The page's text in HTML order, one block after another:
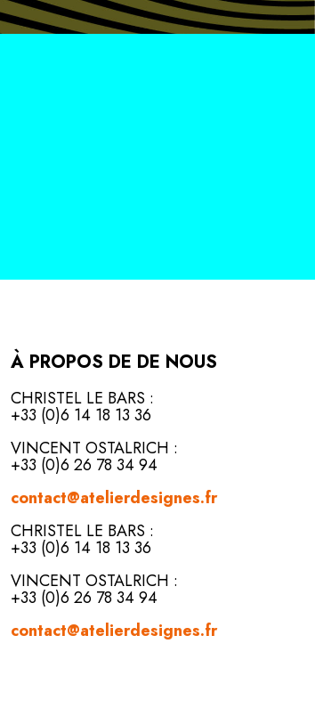
À PROPOS DE DE NOUS
CHRISTEL LE BARS :
+33 (0)6 14 18 13 36
VINCENT OSTALRICH :
+33 (0)6 26 78 34 94
contact@atelierdesignes.fr
CHRISTEL LE BARS :
+33 (0)6 14 18 13 36
VINCENT OSTALRICH :
+33 (0)6 26 78 34 94
contact@atelierdesignes.fr